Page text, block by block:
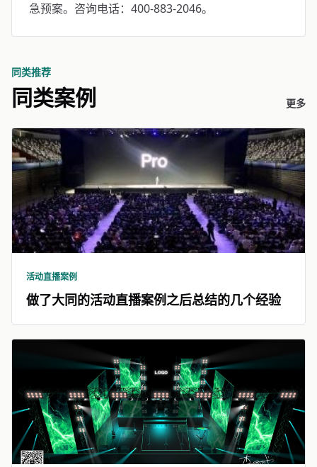
急预案。咨询电话：400-883-2046。
同类推荐
同类案例 更多
活动直播案例
做了大同的活动直播案例之后总结的几个经验